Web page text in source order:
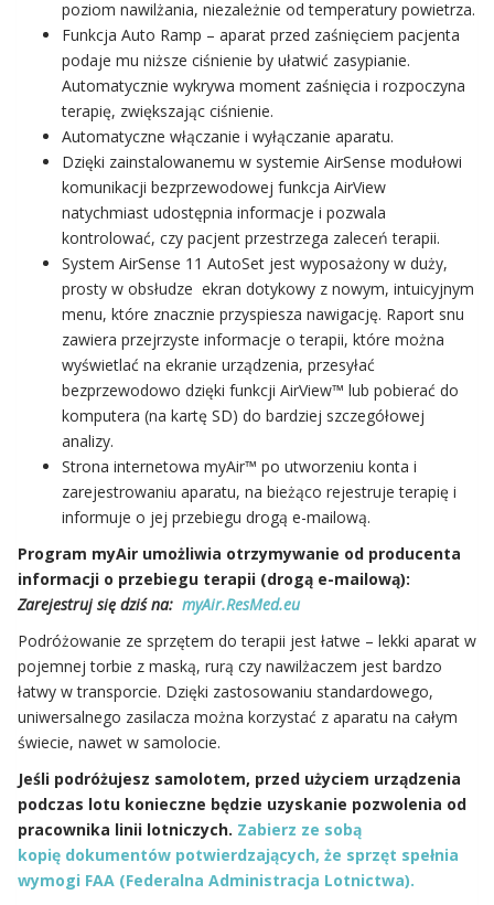
poziom nawilżania, niezależnie od temperatury powietrza.
Funkcja Auto Ramp – aparat przed zaśnięciem pacjenta
podaje mu niższe ciśnienie by ułatwić zasypianie.
Automatycznie wykrywa moment zaśnięcia i rozpoczyna
terapię, zwiększając ciśnienie.
Automatyczne włączanie i wyłączanie aparatu.
Dzięki zainstalowanemu w systemie AirSense modułowi
komunikacji bezprzewodowej funkcja AirView
natychmiast udostępnia informacje i pozwala
kontrolować, czy pacjent przestrzega zaleceń terapii.
System AirSense 11 AutoSet jest wyposażony w duży,
prosty w obsłudze ekran dotykowy z nowym, intuicyjnym
menu, które znacznie przyspiesza nawigację. Raport snu
zawiera przejrzyste informacje o terapii, które można
wyświetlać na ekranie urządzenia, przesyłać
bezprzewodowo dzięki funkcji AirView™ lub pobierać do
komputera (na kartę SD) do bardziej szczegółowej
analizy.
Strona internetowa myAir™ po utworzeniu konta i
zarejestrowaniu aparatu, na bieżąco rejestruje terapię i
informuje o jej przebiegu drogą e-mailową.
Program myAir umożliwia otrzymywanie od producenta
informacji o przebiegu terapii (drogą e-mailową):
Zarejestruj się dziś na: myAir.ResMed.eu
Podróżowanie ze sprzętem do terapii jest łatwe – lekki aparat w
pojemnej torbie z maską, rurą czy nawilżaczem jest bardzo
łatwy w transporcie. Dzięki zastosowaniu standardowego,
uniwersalnego zasilacza można korzystać z aparatu na całym
świecie, nawet w samolocie.
Jeśli podróżujesz samolotem, przed użyciem urządzenia
podczas lotu konieczne będzie uzyskanie pozwolenia od
pracownika linii lotniczych. Zabierz ze sobą
kopię dokumentów potwierdzających, że sprzęt spełnia
wymogi FAA (Federalna Administracja Lotnictwa).